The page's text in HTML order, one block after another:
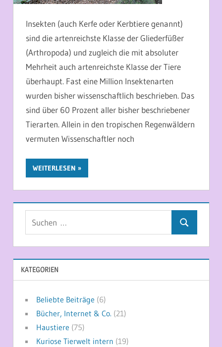
Insekten (auch Kerfe oder Kerbtiere genannt)
sind die artenreichste Klasse der Gliederfüßer
(Arthropoda) und zugleich die mit absoluter
Mehrheit auch artenreichste Klasse der Tiere
überhaupt. Fast eine Million Insektenarten
wurden bisher wissenschaftlich beschrieben. Das
sind über 60 Prozent aller bisher beschriebener
Tierarten. Allein in den tropischen Regenwäldern
vermuten Wissenschaftler noch
WEITERLESEN
Suchen
KATEGORIEN
Beliebte Beiträge (6)
Bücher, Internet & Co. (21)
Haustiere (75)
Kuriose Tierwelt intern (19)